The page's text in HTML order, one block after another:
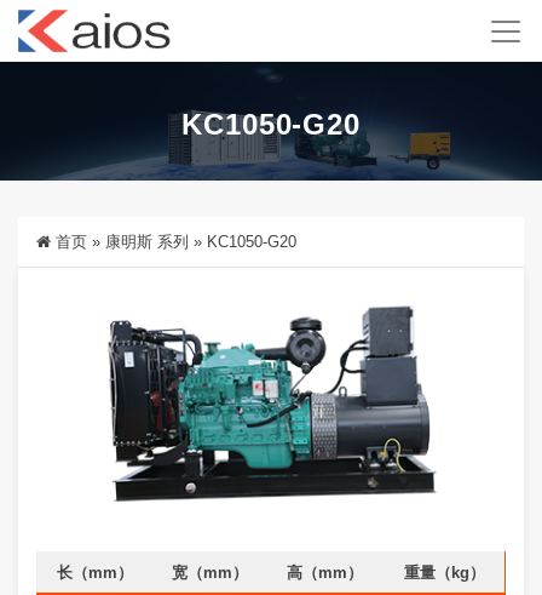
KC1050-G20
首页 » 康明斯 系列 » KC1050-G20
长（mm） 宽（mm） 高（mm） 重量（kg）